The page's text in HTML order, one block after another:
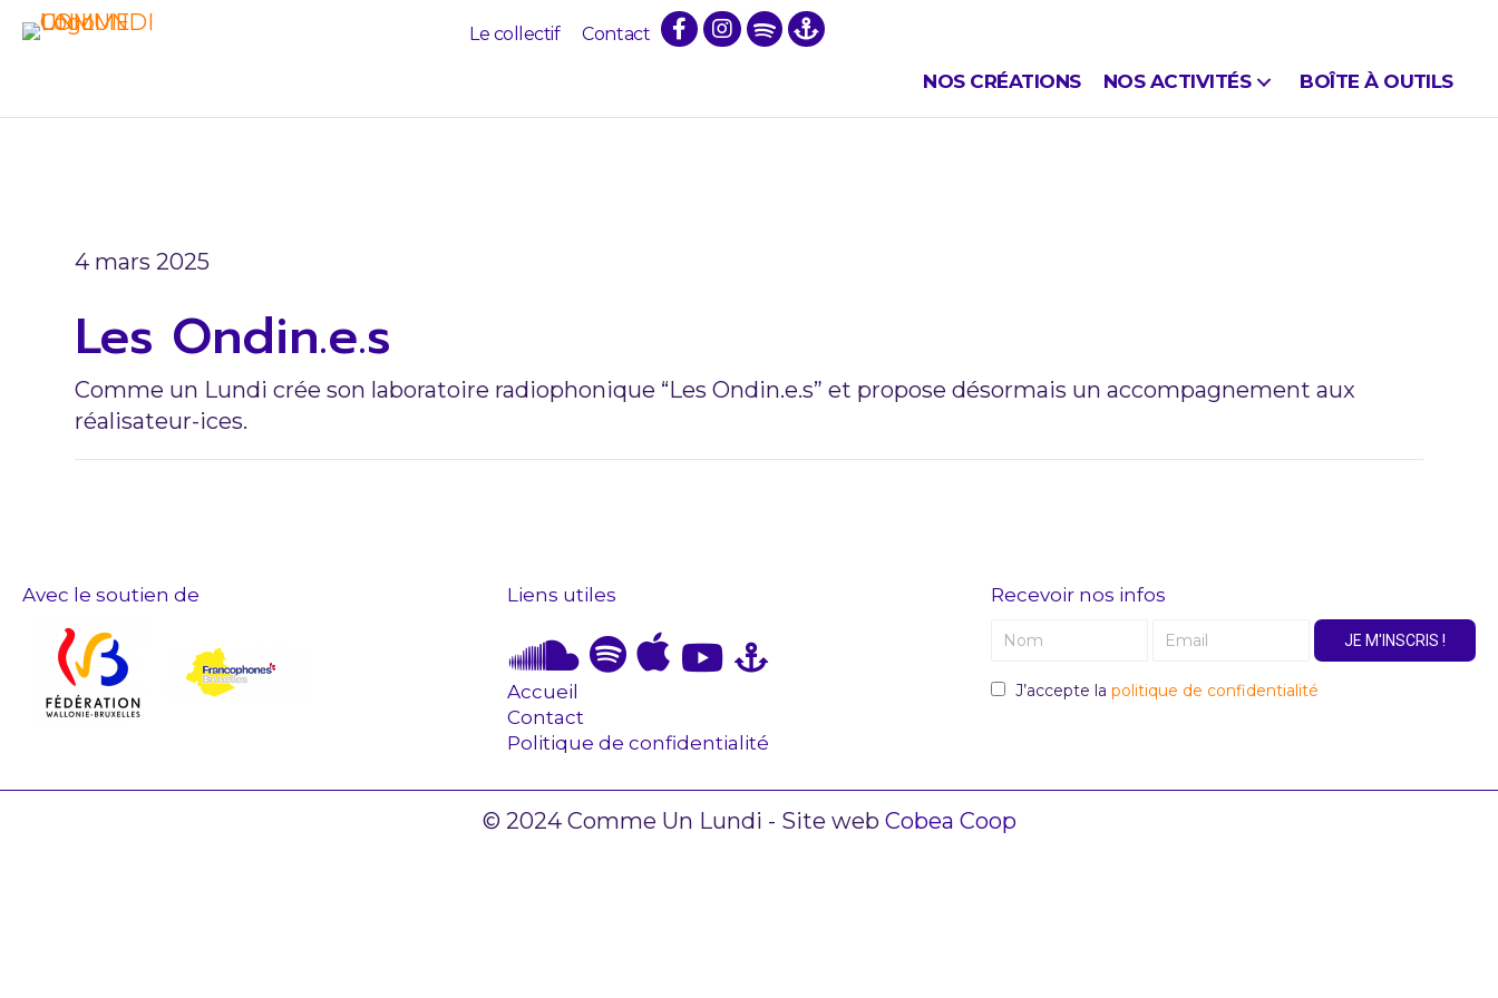
Le collectif Contact
NOS CRÉATIONS NOS ACTIVITÉS BOÎTE À OUTILS
4 mars 2025
Les Ondin.e.s
Comme un Lundi crée son laboratoire radiophonique “Les Ondin.e.s” et propose désormais un accompagnement aux
réalisateur-ices.
Avec le soutien de Liens utiles
Accueil
Contact
Politique de confidentialité
Recevoir nos infos
JE M'INSCRIS !
J’accepte lapolitique de confidentialité
© 2024 Comme Un Lundi - Site web Cobea Coop